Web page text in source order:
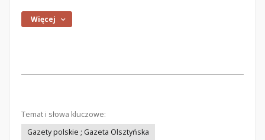
Więcej
Temat i słowa kluczowe:
Gazety polskie ; Gazeta Olsztyńska